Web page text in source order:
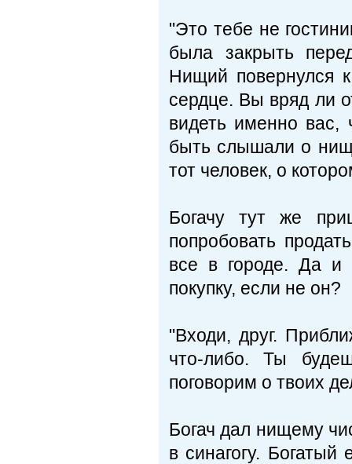
"Это тебе не
была закрыть
Нищий повернулся
сердце. Вы вряд ли
видеть именно
быть слышали о
тот человек, о
Богачу тут же
попробовать
все в городе. Да и
покупку, если не он?
"Входи, друг.
что-либо. Ты
поговорим о твоих
Богач дал нищему
в синагогу.